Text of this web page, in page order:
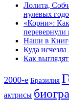
Лолита,
нулевых
«Корни»:
перевернули
Наши в
Куда
Как
2000-е Бразилия
актрисы